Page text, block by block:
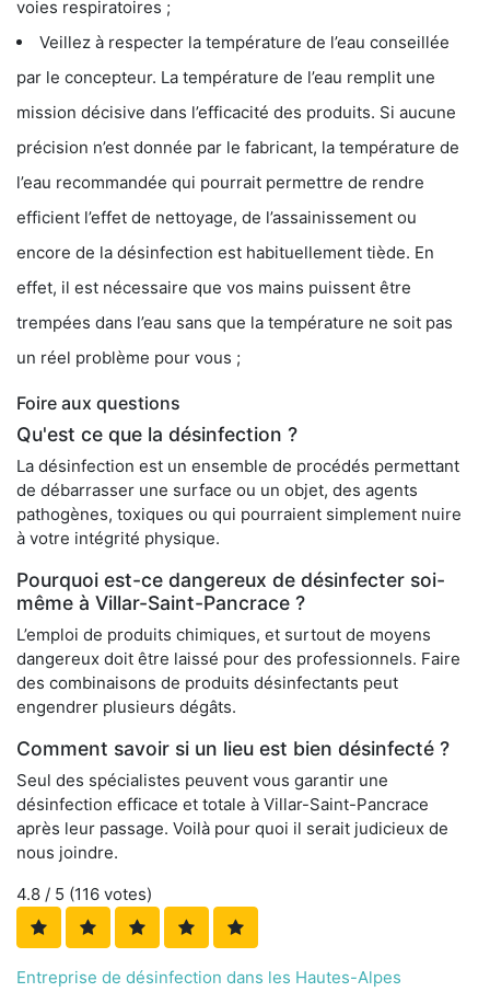
voies respiratoires ;
Veillez à respecter la température de l’eau conseillée
par le concepteur. La température de l’eau remplit une
mission décisive dans l’efficacité des produits. Si aucune
précision n’est donnée par le fabricant, la température de
l’eau recommandée qui pourrait permettre de rendre
efficient l’effet de nettoyage, de l’assainissement ou
encore de la désinfection est habituellement tiède. En
effet, il est nécessaire que vos mains puissent être
trempées dans l’eau sans que la température ne soit pas
un réel problème pour vous ;
Foire aux questions
Qu'est ce que la désinfection ?
La désinfection est un ensemble de procédés permettant
de débarrasser une surface ou un objet, des agents
pathogènes, toxiques ou qui pourraient simplement nuire
à votre intégrité physique.
Pourquoi est-ce dangereux de désinfecter soi-
même à Villar-Saint-Pancrace ?
L’emploi de produits chimiques, et surtout de moyens
dangereux doit être laissé pour des professionnels. Faire
des combinaisons de produits désinfectants peut
engendrer plusieurs dégâts.
Comment savoir si un lieu est bien désinfecté ?
Seul des spécialistes peuvent vous garantir une
désinfection efficace et totale à Villar-Saint-Pancrace
après leur passage. Voilà pour quoi il serait judicieux de
nous joindre.
4.8 / 5 (116 votes)
Entreprise de désinfection dans les Hautes-Alpes